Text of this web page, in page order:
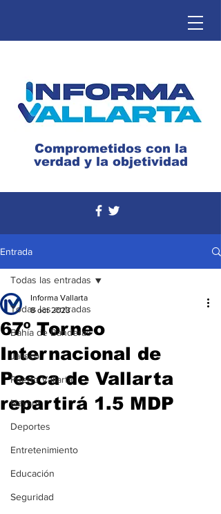
Comprometidos con la
verdad y la objetividad
Entrada
Todas las entradas
Bahía de Banderas
Jalisco
Puerto Vallarta
Nayarit
Deportes
Entretenimiento
Educación
Seguridad
Todas las entradas
67º Torneo
Internacional de
Pesca de Vallarta
repartirá 1.5 MDP
Informa Vallarta
8 oct 2023